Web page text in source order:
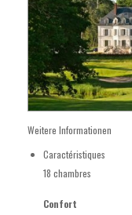
Weitere Informationen
Caractéristiques
18 chambres
Confort